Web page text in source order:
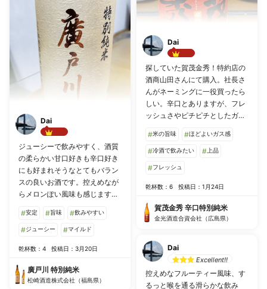
Dai
ジューシーで飲みやすく、酒質
の柔らかい甘口好きも辛口好き
にも好まれそうなとてもバラン
スの良いお酒です。控えめなが
らメロンぽい風味も感じます。
で、人気があるのも納得です
ね。 日本酒専門YouTubeサケラ
んが、たしか宅飲みで推してい
たお酒だったように記憶してい
ます。
#安定 #旨味 #飲みやすい
#ジューシー #マイルド
乾杯数：4 投稿日：3月20日
廣戸川 特別純米
松崎酒造株式会社（福島県）
Dai
Best!!
探していた賀茂金秀！特約店の
酒商山田さんにて購入。社長さ
んがネーミングに一役買ったら
しい。辛口とありますが、フレ
ッシュさやピチピチとしたガス
キレのよさも非常によく、非常
に飲みやすい！コスパもいいと
思います。
#米の旨味 #ほどよいガス感
#冷酒で飲みたい # 上品
#フレッシュ
乾杯数：6 投稿日：1月24日
賀茂金秀 辛口特別純米
金光酒造合資会社（広島県）
Dai
Excellent!!
控えめなフルーティー風味、す
るっと喉を通る滑らかな飲み